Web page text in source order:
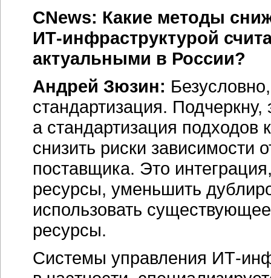
CNews: Какие методы
ИТ-инфраструктурой
актуальными в России?
Андрей Зюзин:
стандартизация. Подчеркну,
а стандартизация
снизить риски зависимости
поставщика. Это
ресурсы, уменьшить
использовать
ресурсы.
Системы управления ИТ-